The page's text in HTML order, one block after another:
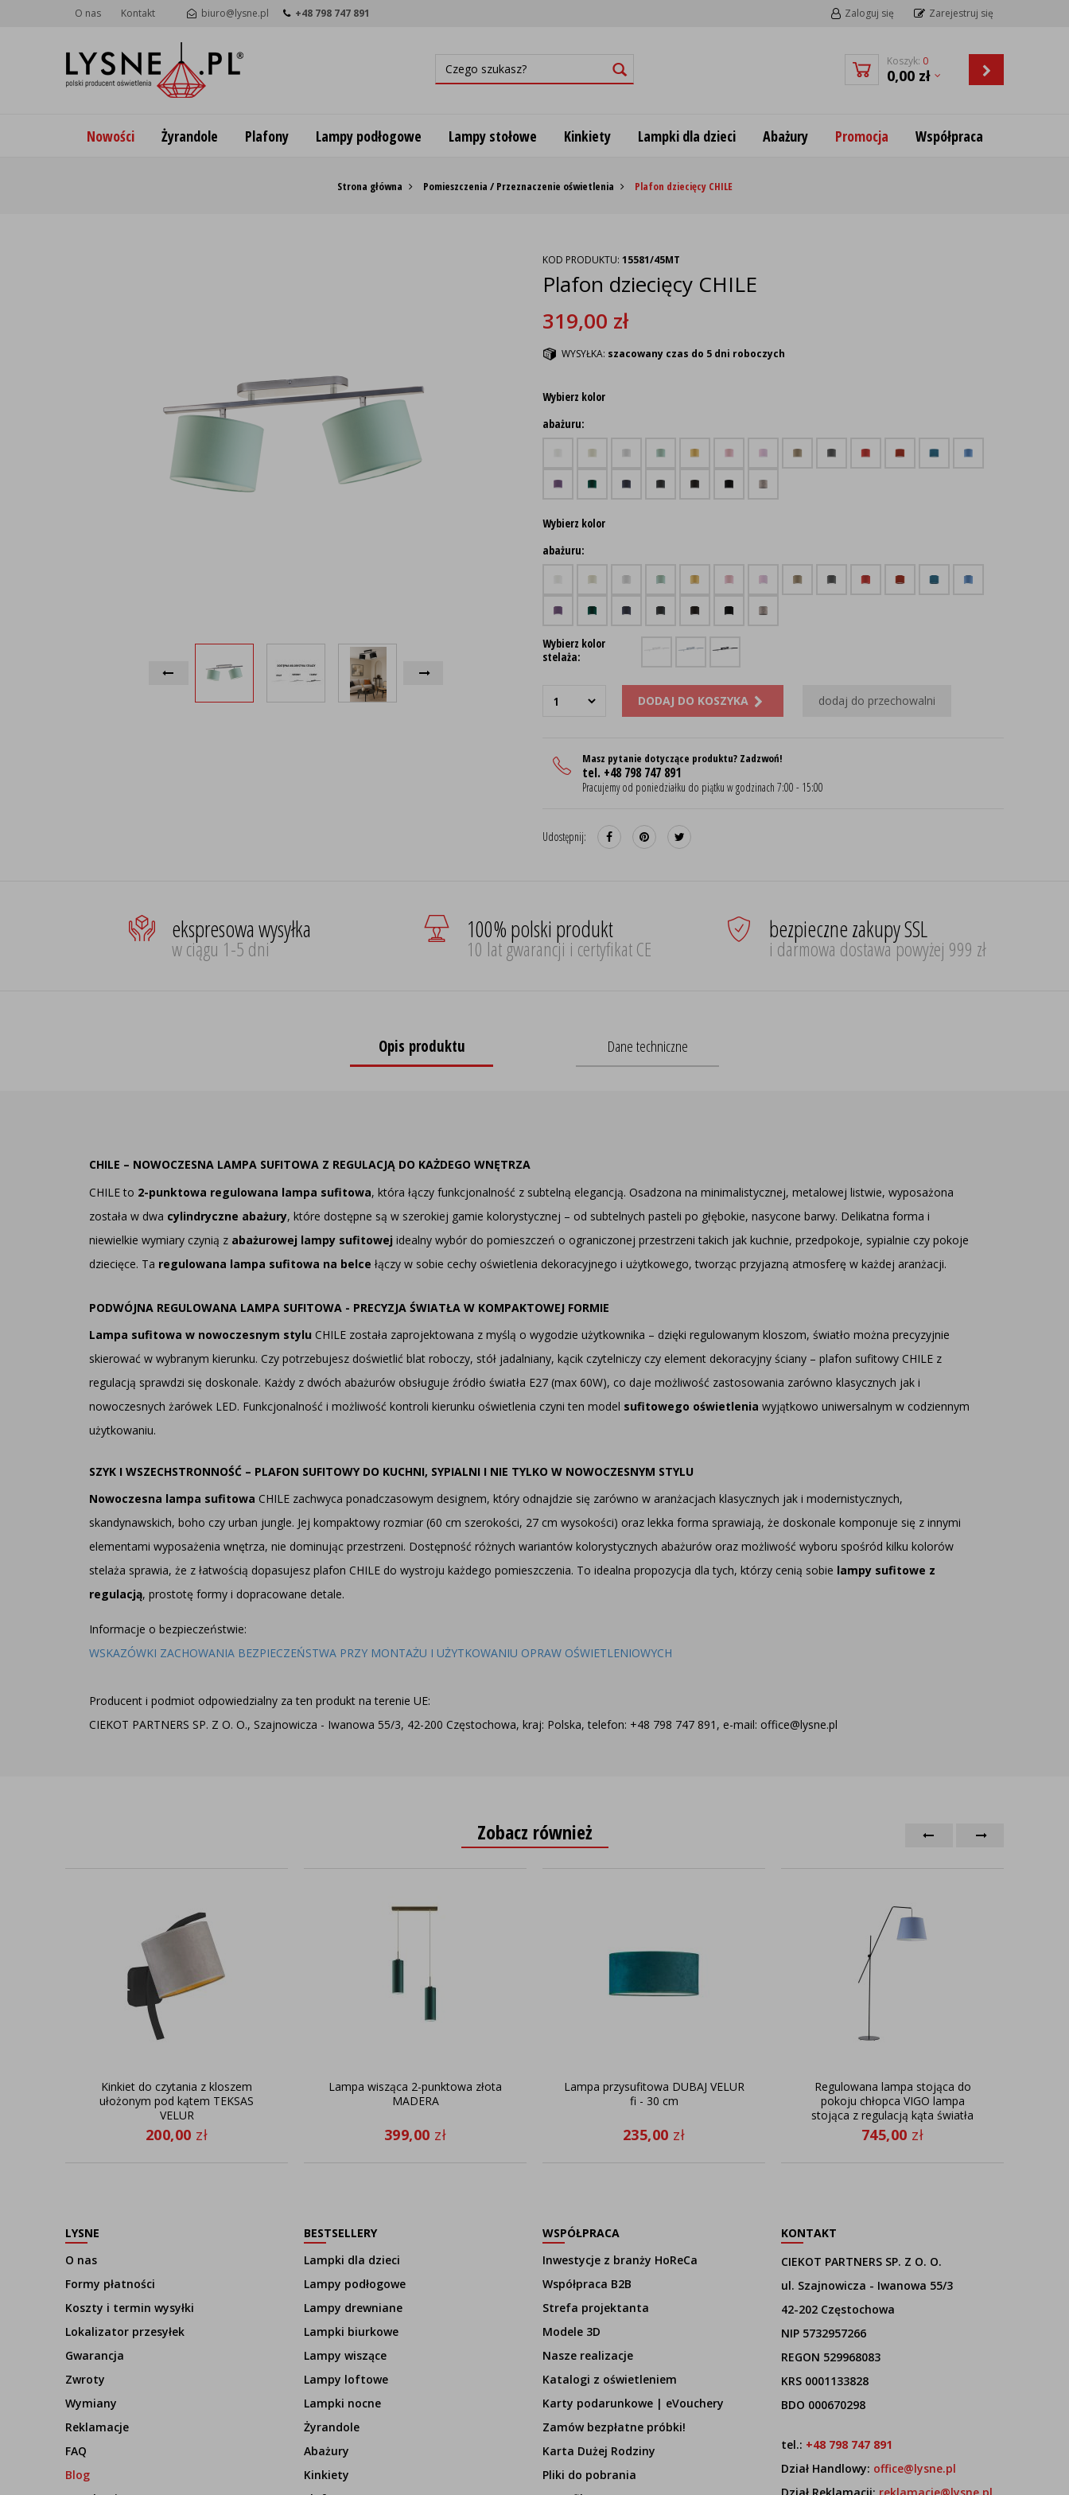
O nas Kontakt biuro@lysne.pl +48 798 747 891 Zaloguj się Zarejestruj się
Koszyk: 0
0,00 zł
Nowości Żyrandole Plafony Lampy podłogowe Lampy stołowe Kinkiety Lampki dla dzieci Abażury Promocja Współpraca
Strona główna Pomieszczenia / Przeznaczenie oświetlenia Plafon dziecięcy CHILE
KOD PRODUKTU: 15581/45MT
Plafon dziecięcy CHILE
319,00 zł
WYSYŁKA: szacowany czas do 5 dni roboczych
Wybierz kolor
abażuru:
Wybierz kolor
abażuru:
Wybierz kolor
stelaża:
DODAJ DO KOSZYKA dodaj do przechowalni
Masz pytanie dotyczące produktu? Zadzwoń!
tel. +48 798 747 891
Pracujemy od poniedziałku do piątku w godzinach 7:00 - 15:00
Udostępnij:
ekspresowa wysyłka
w ciągu 1-5 dni
100% polski produkt
10 lat gwarancji i certyfikat CE
bezpieczne zakupy SSL
i darmowa dostawa powyżej 999 zł
Opis produktu Dane techniczne
CHILE – NOWOCZESNA LAMPA SUFITOWA Z REGULACJĄ DO KAŻDEGO WNĘTRZA
CHILE to 2-punktowa regulowana lampa sufitowa, która łączy funkcjonalność z subtelną elegancją. Osadzona na minimalistycznej, metalowej listwie, wyposażona
została w dwa cylindryczne abażury, które dostępne są w szerokiej gamie kolorystycznej – od subtelnych pasteli po głębokie, nasycone barwy. Delikatna forma i
niewielkie wymiary czynią z abażurowej lampy sufitowej idealny wybór do pomieszczeń o ograniczonej przestrzeni takich jak kuchnie, przedpokoje, sypialnie czy pokoje
dziecięce. Ta regulowana lampa sufitowa na belce łączy w sobie cechy oświetlenia dekoracyjnego i użytkowego, tworząc przyjazną atmosferę w każdej aranżacji.
PODWÓJNA REGULOWANA LAMPA SUFITOWA - PRECYZJA ŚWIATŁA W KOMPAKTOWEJ FORMIE
Lampa sufitowa w nowoczesnym stylu CHILE została zaprojektowana z myślą o wygodzie użytkownika – dzięki regulowanym kloszom, światło można precyzyjnie
skierować w wybranym kierunku. Czy potrzebujesz doświetlić blat roboczy, stół jadalniany, kącik czytelniczy czy element dekoracyjny ściany – plafon sufitowy CHILE z
regulacją sprawdzi się doskonale. Każdy z dwóch abażurów obsługuje źródło światła E27 (max 60W), co daje możliwość zastosowania zarówno klasycznych jak i
nowoczesnych żarówek LED. Funkcjonalność i możliwość kontroli kierunku oświetlenia czyni ten model sufitowego oświetlenia wyjątkowo uniwersalnym w codziennym
użytkowaniu.
SZYK I WSZECHSTRONNOŚĆ – PLAFON SUFITOWY DO KUCHNI, SYPIALNI I NIE TYLKO W NOWOCZESNYM STYLU
Nowoczesna lampa sufitowa CHILE zachwyca ponadczasowym designem, który odnajdzie się zarówno w aranżacjach klasycznych jak i modernistycznych,
skandynawskich, boho czy urban jungle. Jej kompaktowy rozmiar (60 cm szerokości, 27 cm wysokości) oraz lekka forma sprawiają, że doskonale komponuje się z innymi
elementami wyposażenia wnętrza, nie dominując przestrzeni. Dostępność różnych wariantów kolorystycznych abażurów oraz możliwość wyboru spośród kilku kolorów
stelaża sprawia, że z łatwością dopasujesz plafon CHILE do wystroju każdego pomieszczenia. To idealna propozycja dla tych, którzy cenią sobie lampy sufitowe z
regulacją, prostotę formy i dopracowane detale.
Informacje o bezpieczeństwie:
WSKAZÓWKI ZACHOWANIA BEZPIECZEŃSTWA PRZY MONTAŻU I UŻYTKOWANIU OPRAW OŚWIETLENIOWYCH
Producent i podmiot odpowiedzialny za ten produkt na terenie UE:
CIEKOT PARTNERS SP. Z O. O., Szajnowicza - Iwanowa 55/3, 42-200 Częstochowa, kraj: Polska, telefon: +48 798 747 891, e-mail: office@lysne.pl
Zobacz również
Kinkiet do czytania z kloszem
ułożonym pod kątem TEKSAS
VELUR
200,00 zł
Lampa wisząca 2-punktowa złota
MADERA
399,00 zł
Lampa przysufitowa DUBAJ VELUR
fi - 30 cm
235,00 zł
Regulowana lampa stojąca do
pokoju chłopca VIGO lampa
stojąca z regulacją kąta światła
745,00 zł
LYSNE
O nas
Formy płatności
Koszty i termin wysyłki
Lokalizator przesyłek
Gwarancja
Zwroty
Wymiany
Reklamacje
FAQ
Blog
BESTSELLERY
Lampki dla dzieci
Lampy podłogowe
Lampy drewniane
Lampki biurkowe
Lampy wiszące
Lampy loftowe
Lampki nocne
Żyrandole
Abażury
Kinkiety
WSPÓŁPRACA
Inwestycje z branży HoReCa
Współpraca B2B
Strefa projektanta
Modele 3D
Nasze realizacje
Katalogi z oświetleniem
Karty podarunkowe | eVouchery
Zamów bezpłatne próbki!
Karta Dużej Rodziny
Pliki do pobrania
KONTAKT
CIEKOT PARTNERS SP. Z O. O.
ul. Szajnowicza - Iwanowa 55/3
42-202 Częstochowa
NIP 5732957266
REGON 529968083
KRS 0001133828
BDO 000670298
tel.: +48 798 747 891
Dział Handlowy: office@lysne.pl